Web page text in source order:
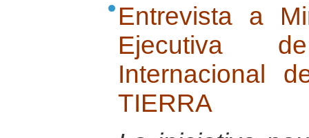
Entrevista a
Ejecutiva
Internacional
TIERRA